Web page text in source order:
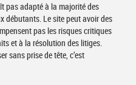
pas adapté à la majorité des
débutants. Le site peut avoir des
pas les risques critiques
et à la résolution des litiges.
sans prise de tête, c’est